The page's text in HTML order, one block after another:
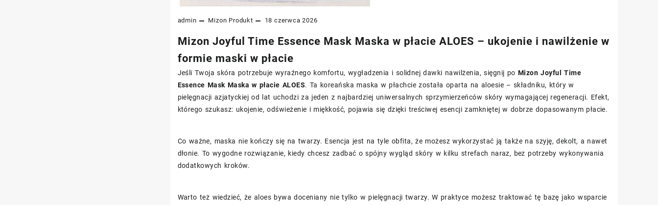
admin Mizon Produkt 18 czerwca 2026
Mizon Joyful Time Essence Mask Maska w płacie ALOES – ukojenie i nawilżenie w
formie maski w płacie
Jeśli Twoja skóra potrzebuje wyraźnego komfortu, wygładzenia i solidnej dawki nawilżenia, sięgnij po Mizon Joyful Time
Essence Mask Maska w płacie ALOES. Ta koreańska maska w płachcie została oparta na aloesie – składniku, który w
pielęgnacji azjatyckiej od lat uchodzi za jeden z najbardziej uniwersalnych sprzymierzeńców skóry wymagającej regeneracji. Efekt,
którego szukasz: ukojenie, odświeżenie i miękkość, pojawia się dzięki treściwej esencji zamkniętej w dobrze dopasowanym płacie.
Co ważne, maska nie kończy się na twarzy. Esencja jest na tyle obfita, że możesz wykorzystać ją także na szyję, dekolt, a nawet
dłonie. To wygodne rozwiązanie, kiedy chcesz zadbać o spójny wygląd skóry w kilku strefach naraz, bez potrzeby wykonywania
dodatkowych kroków.
Warto też wiedzieć, że aloes bywa doceniany nie tylko w pielęgnacji twarzy. W praktyce możesz traktować tę bazę jako wsparcie